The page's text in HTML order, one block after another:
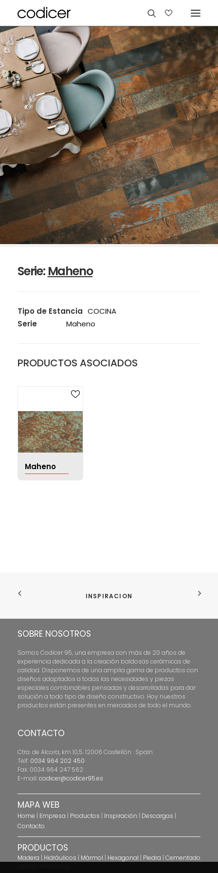
Idiomas
Serie: Maheno
Tipo de Estancia COCINA
Serie
Maheno
PRODUCTOS ASOCIADOS
Maheno
INSPIRACION
SOBRE NOSOTROS
Somos Codicer 95, una empresa con más de 20 años de
experiencia dedicada a la creación baldosas cerámicas de
calidad. Disponemos de una amplia gama de productos con
diseños adaptados a todas las necesidades y piezas
especiales combinables pensadas y desarrolladas para dar
solución a todo tipo de diseño constructivo. Hoy nuestros
productos están presentes en mercados de todo el mundo.
CONTACTO
Ctra. de Alcora, km 10,5. 12006 Castellón · Spain
Telf: 0034 964 202 450
Fax: 0034 964 247 562
E-mail:codicer@codicer95.es
MAPA WEB
Home | Empresa | Productos | Inspiración | Descargas |
Contacto
PRODUCTOS
Madera | Hidráulicos | Mármol | Hexagonal | Piedra | Cementado